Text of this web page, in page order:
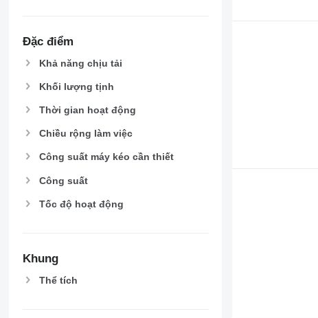
Đặc điểm
Khả năng chịu tải
Khối lượng tịnh
Thời gian hoạt động
Chiều rộng làm việc
Công suất máy kéo cần thiết
Công suất
Tốc độ hoạt động
Khung
Thể tích